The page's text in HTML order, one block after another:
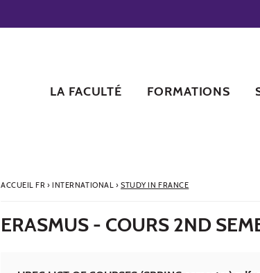
LA FACULTÉ FORMATIONS
ACCUEIL FR› INTERNATIONAL › STUDY IN FRANCE
ERASMUS - COURS 2ND